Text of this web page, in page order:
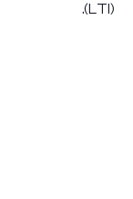
(LTI).